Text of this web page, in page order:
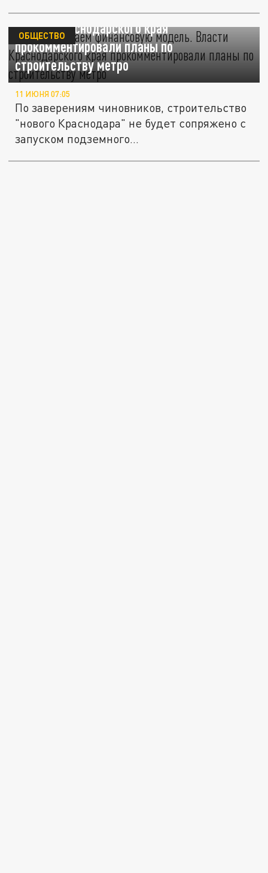
Прорабатываем финансовую модель.
Власти Краснодарского края
прокомментировали планы по
строительству метро
ОБЩЕСТВО
11 ИЮНЯ 07:05
По заверениям чиновников, строительство
"нового Краснодара" не будет сопряжено с
запуском подземного...